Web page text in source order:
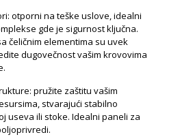
otporni na teške uslove, idealni
gde je sigurnost ključna.
čeličnim elementima su uvek
dugovečnost vašim krovovima
pružite zaštitu vašim
stvarajući stabilno
useva ili stoke. Idealni paneli za